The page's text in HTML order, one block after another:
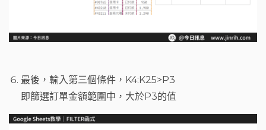
最後，輸入第三個條件，K4:K25>P3
即篩選訂單金額範圍中，大於P3的值